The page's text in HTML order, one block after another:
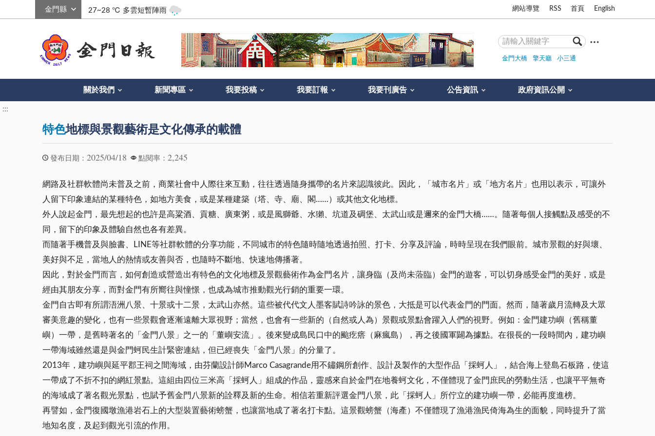
27~28 ℃ 多雲短暫陣雨 網站導覽 RSS 首頁 English
金門大橋 擎天廳 小三通
關於我們 新聞專區 我要投稿 我要訂報 我要刊廣告 公告資訊 政府資訊公開
:::
特色地標與景觀藝術是文化傳承的載體
發布日期： 2025/04/18 點閱率： 2,245
網路及社群軟體尚未普及之前，商業社會中人際往來互動，往往透過隨身攜帶的名片來認識彼此。因此，「城市名片」或「地方名片」也用以表示，可讓外
人留下印象連結的某種特色，如地方美食，或是某種建築（塔、寺、廟、閣……）或其他文化地標。
外人說起金門，最先想起的也許是高粱酒、貢糖、廣東粥，或是風獅爺、水獺、坑道及碉堡、太武山或是邇來的金門大橋……。隨著每個人接觸點及感受的不
同，留下的印象及體驗自然也各有差異。
而隨著手機普及與臉書、LINE等社群軟體的分享功能，不同城市的特色隨時隨地透過拍照、打卡、分享及評論，時時呈現在我們眼前。城市景觀的好與壞、
美好與不足，當地人的熱情或友善與否，也隨時不斷地、快速地傳播著。
因此，對於金門而言，如何創造或營造出有特色的文化地標及景觀藝術作為金門名片，讓身臨（及尚未蒞臨）金門的遊客，可以切身感受金門的美好，或是
經由其朋友分享，而對金門有所嚮往與憧憬，也成為城市推動觀光行銷的重要一環。
金門自古即有所謂浯洲八景、十景或十二景，太武山亦然。這些被代代文人墨客賦詩吟詠的景色，大抵是可以代表金門的門面。然而，隨著歲月流轉及大眾
審美意趣的變化，也有一些景觀會逐漸遠離大眾視野；當然，也會有一些新的（自然或人為）景觀或景點會躍入人們的視野。例如：金門建功嶼（舊稱董
嶼）一帶，是舊時著名的「金門八景」之一的「董嶼安流」。後來變成島民口中的颱疙瘩（麻瘋島），再之後國軍闢為據點。在很長的一段時間內，建功嶼
一帶海域雖然還是與金門蚵民生計緊密連結，但已經喪失「金門八景」的分量了。
2013年，建功嶼與延平郡王祠之間海域，由芬蘭設計師Marco Casagrande用不鏽鋼所創作、設計及製作的大型作品「採蚵人」，結合海上登島石板路，使這
一帶成了不折不扣的網紅景點。這組由四位三米高「採蚵人」組成的作品，靈感來自於金門在地養蚵文化，不僅體現了金門庶民的勞動生活，也讓平平無奇
的海域成了著名觀光景點，也賦予舊金門八景新的詮釋及新的生命。相信若重新評選金門八景，此「採蚵人」所佇立的建功嶼一帶，必能再度進榜。
再譬如，金門復國墩漁港岩石上的大型裝置藝術螃蟹，也讓當地成了著名打卡點。這景觀螃蟹（海產）不僅體現了漁港漁民倚海為生的面貌，同時提升了當
地知名度，及起到觀光引流的作用。